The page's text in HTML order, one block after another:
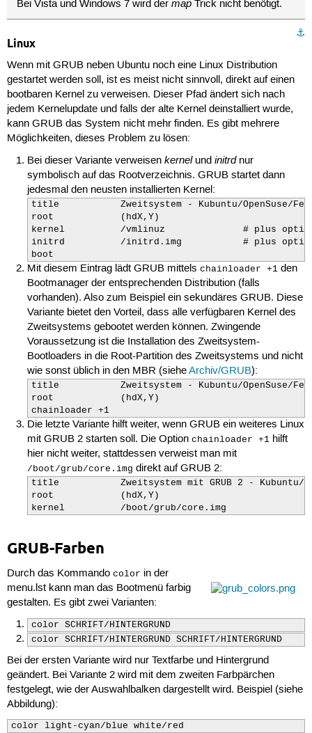
Bei Vista und Windows 7 wird dermap Trick nicht benötigt.
⚓︎
Linux
Wenn mit GRUB neben Ubuntu noch eine Linux Distribution
gestartet werden soll, ist es meist nicht sinnvoll, direkt auf einen
bootbaren Kernel zu verweisen. Dieser Pfad ändert sich nach
jedem Kernelupdate und falls der alte Kernel deinstalliert wurde,
kann GRUB das System nicht mehr finden. Es gibt mehrere
Möglichkeiten, dieses Problem zu lösen:
Bei dieser Variante verweisenkernelundinitrdnur
symbolisch auf das Rootverzeichnis. GRUB startet dann
jedesmal den neusten installierten Kernel:
title           Zweitsystem - Kubuntu/OpenSuse/
root            (hdX,Y)
kernel          /vmlinuz              # plus optional
initrd          /initrd.img           # plus optional
boot
Mit diesem Eintrag lädt GRUB mittelschainloader +1 den
Bootmanager der entsprechenden Distribution (falls
vorhanden). Also zum Beispiel ein sekundäres GRUB. Diese
Variante bietet den Vorteil, dass alle verfügbaren Kernel des
Zweitsystems gebootet werden können. Zwingende
Voraussetzung ist die Installation des Zweitsystem-
Bootloaders in die Root-Partition des Zweitsystems und nicht
wie sonst üblich in den MBR (sieheArchiv/GRUB):
title           Zweitsystem - Kubuntu/OpenSuse/
root            (hdX,Y)
chainloader +1
Die letzte Variante hilft weiter, wenn GRUB ein weiteres Linux
mit GRUB 2 starten soll. Die Optionchainloader +1 hilft
hier nicht weiter, stattdessen verweist man mit
/boot/grub/core.img direkt auf GRUB 2:
title           Zweitsystem mit GRUB 2 - Kubuntu/
root            (hdX,Y)
kernel          /boot/grub/core.img
GRUB-Farben
Durch das Kommando color in der
menu.lst kann man das Bootmenü farbig
gestalten. Es gibt zwei Varianten:
color SCHRIFT/HINTERGRUND
color SCHRIFT/HINTERGRUND SCHRIFT/HINTERGRUND
Bei der ersten Variante wird nur Textfarbe und Hintergrund
geändert. Bei Variante 2 wird mit dem zweiten Farbpärchen
festgelegt, wie der Auswahlbalken dargestellt wird. Beispiel (siehe
Abbildung):
color light-cyan/blue white/red